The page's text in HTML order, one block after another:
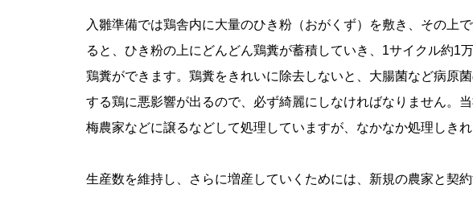
入雛準備では鶏舎内に大量のひき粉（おがくず）を敷き、その上
ると、ひき粉の上にどんどん鶏糞が蓄積していき、1サイクル約1
鶏糞ができます。鶏糞をきれいに除去しないと、大腸菌など病原
する鶏に悪影響が出るので、必ず綺麗にしなければなりません。
梅農家などに譲るなどして処理していますが、なかなか処理しき
生産数を維持し、さらに増産していくためには、新規の農家と契